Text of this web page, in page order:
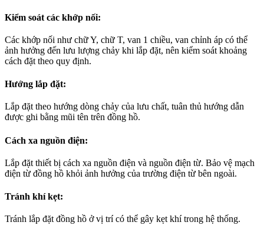
Kiểm soát các khớp nối:
Các khớp nối như chữ Y, chữ T, van 1 chiều, van chỉnh áp có thể
ảnh hưởng đến lưu lượng chảy khi lắp đặt, nên kiểm soát khoảng
cách đặt theo quy định.
Hướng lắp đặt:
Lắp đặt theo hướng dòng chảy của lưu chất, tuân thủ hướng dẫn
được ghi bằng mũi tên trên đồng hồ.
Cách xa nguồn điện:
Lắp đặt thiết bị cách xa nguồn điện và nguồn điện từ. Bảo vệ mạch
điện từ đồng hồ khỏi ảnh hưởng của trường điện từ bên ngoài.
Tránh khí kẹt:
Tránh lắp đặt đồng hồ ở vị trí có thể gây kẹt khí trong hệ thống.